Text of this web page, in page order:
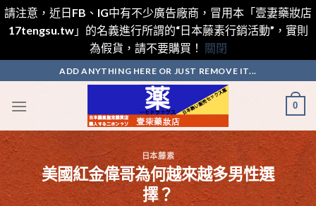
請注意，近日FB、IG中有不少廣告廠商，冒用本「壹妻藥妝店
17tengsu.tw」的名義進行所謂的“日本藤素行銷活動”，實則
為假貨，請不要購買！ 關閉
to
content
ADD ANYTHING HERE OR JUST REMOVE IT...
0
日本藤素
美國紅金偉哥為何越來越多男性選
擇？